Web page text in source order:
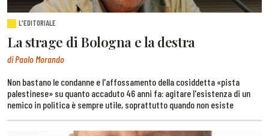
L'EDITORIALE
La strage di Bologna e la destra
di Paolo Morando
Non bastano le condanne e l'affossamento della cosiddetta «pista
palestinese» su quanto accaduto 46 anni fa: agitare l'esistenza di un
nemico in politica è sempre utile, soprattutto quando non esiste